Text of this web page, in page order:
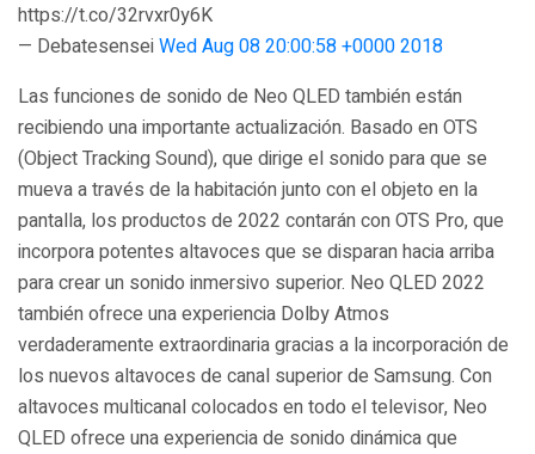
https://t.co/32rvxr0y6K
— DebatesenseiWed Aug 08 20:00:58 +0000 2018
Las funciones de sonido de Neo QLED también están
recibiendo una importante actualización. Basado en OTS
(Object Tracking Sound), que dirige el sonido para que se
mueva a través de la habitación junto con el objeto en la
pantalla, los productos de 2022 contarán con OTS Pro, que
incorpora potentes altavoces que se disparan hacia arriba
para crear un sonido inmersivo superior. Neo QLED 2022
también ofrece una experiencia Dolby Atmos
verdaderamente extraordinaria gracias a la incorporación de
los nuevos altavoces de canal superior de Samsung. Con
altavoces multicanal colocados en todo el televisor, Neo
QLED ofrece una experiencia de sonido dinámica que